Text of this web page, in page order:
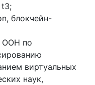
t3;
блокчейн-
ООН по
виртуальных
наук,